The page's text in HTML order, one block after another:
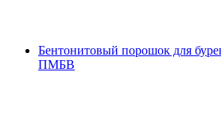
Бентонитовый порошок для
ПМБВ